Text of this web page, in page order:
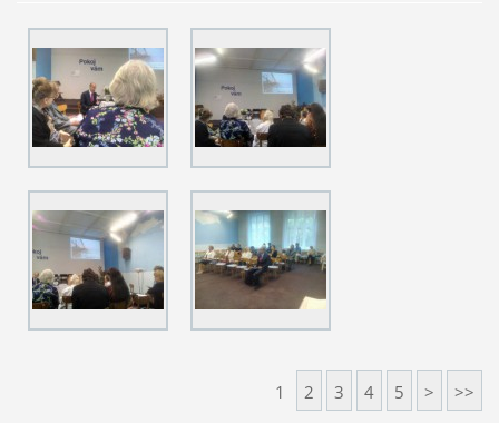
1 2 3 4 5 > >>